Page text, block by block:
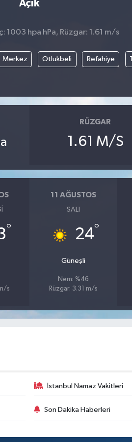
Açık
1003 hpa hPa, Rüzgar: 1.61 m/s
Merkez Otlukbeli Refahiye
RÜZGAR
1.61 M/S
°
s
11 AĞUSTOS
SALI
24°
Güneşli
Nem: %46
Rüzgar: 3.31 m/s
İstanbul Namaz Vakitleri
Son Dakika Haberleri